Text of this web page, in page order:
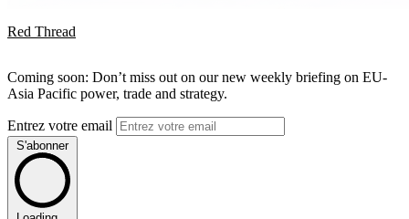
Red Thread
Coming soon: Don’t miss out on our new weekly briefing on EU-
Asia Pacific power, trade and strategy.
Entrez votre email
S'abonner